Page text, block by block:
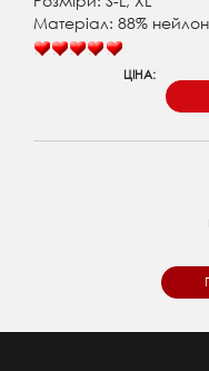
Матеріал: 88%
ЦІНА: